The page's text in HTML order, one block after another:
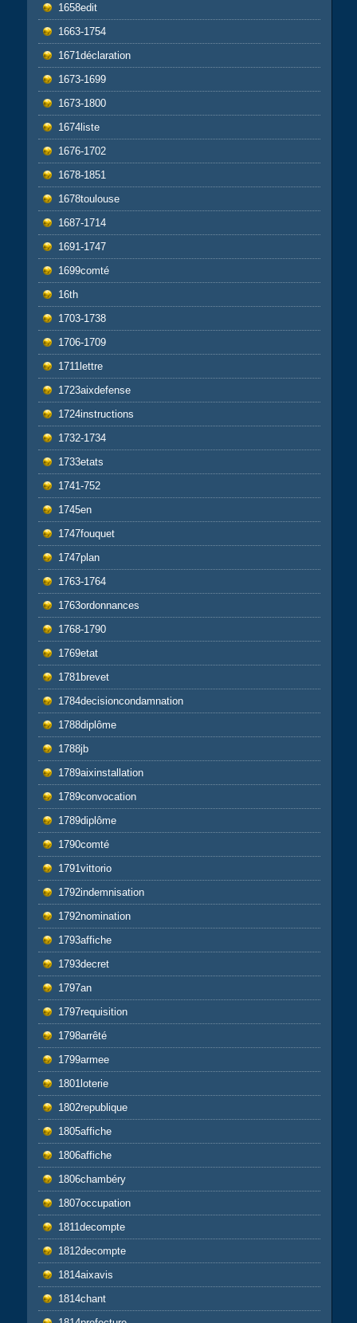
1658edit
1663-1754
1671déclaration
1673-1699
1673-1800
1674liste
1676-1702
1678-1851
1678toulouse
1687-1714
1691-1747
1699comté
16th
1703-1738
1706-1709
1711lettre
1723aixdefense
1724instructions
1732-1734
1733etats
1741-752
1745en
1747fouquet
1747plan
1763-1764
1763ordonnances
1768-1790
1769etat
1781brevet
1784decisioncondamnation
1788diplôme
1788jb
1789aixinstallation
1789convocation
1789diplôme
1790comté
1791vittorio
1792indemnisation
1792nomination
1793affiche
1793decret
1797an
1797requisition
1798arrêté
1799armee
1801loterie
1802republique
1805affiche
1806affiche
1806chambéry
1807occupation
1811decompte
1812decompte
1814aixavis
1814chant